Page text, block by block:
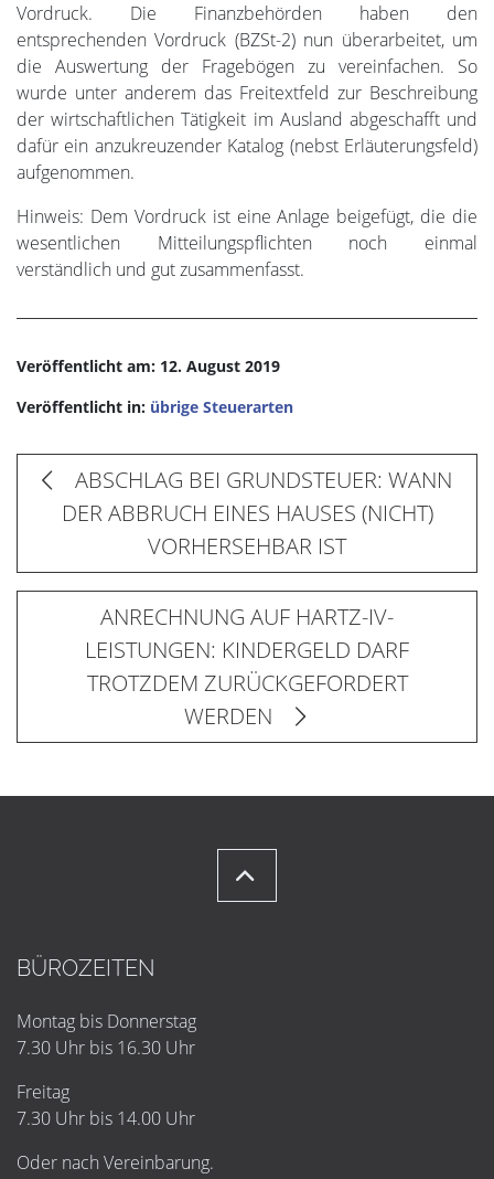
Vordruck. Die Finanzbehörden haben den
entsprechenden Vordruck (BZSt-2) nun überarbeitet, um
die Auswertung der Fragebögen zu vereinfachen. So
wurde unter anderem das Freitextfeld zur Beschreibung
der wirtschaftlichen Tätigkeit im Ausland abgeschafft und
dafür ein anzukreuzender Katalog (nebst Erläuterungsfeld)
aufgenommen.
Hinweis: Dem Vordruck ist eine Anlage beigefügt, die die
wesentlichen Mitteilungspflichten noch einmal
verständlich und gut zusammenfasst.
Veröffentlicht am: 12. August 2019
Veröffentlicht in: übrige Steuerarten
ABSCHLAG BEI GRUNDSTEUER: WANN
DER ABBRUCH EINES HAUSES (NICHT)
VORHERSEHBAR IST
ANRECHNUNG AUF HARTZ-IV-
LEISTUNGEN: KINDERGELD DARF
TROTZDEM ZURÜCKGEFORDERT
WERDEN
BÜROZEITEN
Montag bis Donnerstag
7.30 Uhr bis 16.30 Uhr
Freitag
7.30 Uhr bis 14.00 Uhr
Oder nach Vereinbarung.